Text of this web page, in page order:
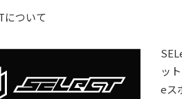
ついて
ッ
eス